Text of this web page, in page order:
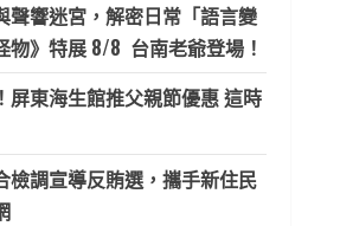
聲響迷宮，解密日常「語言變
物》特展 8/8 台南老爺登場！
屏東海生館推父親節優惠 這時
檢調宣導反賄選，攜手新住民